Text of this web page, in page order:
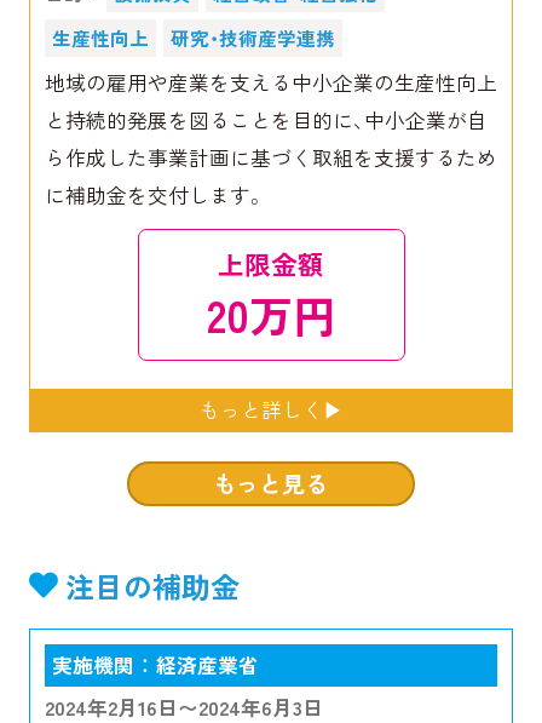
生産性向上
研究・技術産学連携
地域の雇用や産業を支える中小企業の生産性向上
と持続的発展を図ることを目的に、中小企業が自
ら作成した事業計画に基づく取組を支援するため
に補助金を交付します。
上限金額
20万円
もっと見る
注目の補助金
実施機関 ： 経済産業省
2024年2月16日〜2024年6月3日